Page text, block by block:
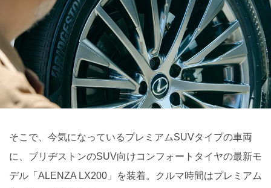
そこで、今気になっているプレミアムSUVタイプの車両
に、ブリヂストンのSUV向けコンフォートタイヤの最新モ
デル「ALENZA LX200」を装着。クルマ時間はプレミアム